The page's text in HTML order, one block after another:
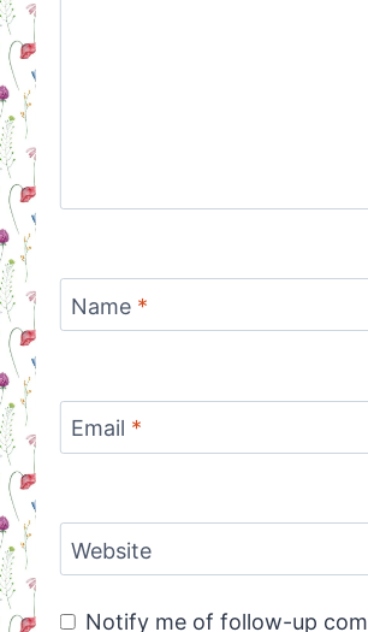
Name *
Email *
Website
Notify me of follow-up